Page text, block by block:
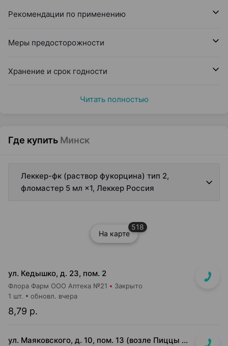
Рекомендации по применению
Меры предосторожности
Хранение и срок годности
Читать полностью
Где купить Минск
Леккер-фк (раствор фукорцина) тип 2,
фломастер 5 мл ×1, Леккер Россия
На карте
518
ул. Кедышко, д. 23, пом. 2
Флора Фарм ООО Аптека №21 Закрыто
8,79 р.
1 шт. обновл. вчера
ул. Маяковского, д. 10, пом. 13 (возле Пиццы Мании)